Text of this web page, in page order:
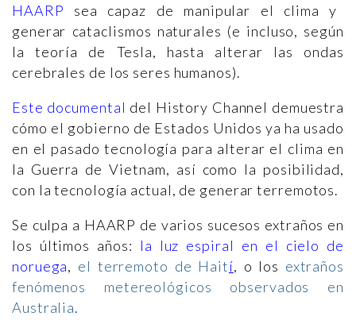
HAARP sea capaz de manipular el clima y
generar cataclismos naturales (e incluso, según
la teoría de Tesla, hasta alterar las ondas
cerebrales de los seres humanos).
Este documental del History Channel demuestra
cómo el gobierno de Estados Unidos ya ha usado
en el pasado tecnología para alterar el clima en
la Guerra de Vietnam, así como la posibilidad,
con la tecnología actual, de generar terremotos.
Se culpa a HAARP de varios sucesos extraños en
los últimos años: la luz espiral en el cielo de
noruega, el terremoto de Haití, o los extraños
fenómenos metereológicos observados en
Australia.